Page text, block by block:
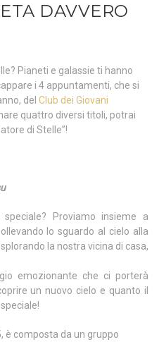
DAVVERO
Pianeti e galassie ti hanno
i 4 appuntamenti, che si
del Club dei Giovani
quattro diversi titoli, potrai
di Stelle”!
Proviamo insieme a
lo sguardo al cielo alla
la nostra vicina di casa,
emozionante che ci porterà
un nuovo cielo e quanto il
è composta da un gruppo